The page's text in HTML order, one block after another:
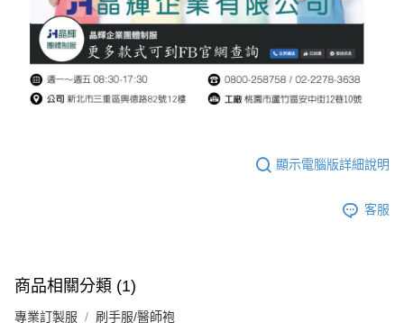
顯示電腦版詳細說明
客服
商品相關分類 (1)
專業訂製服 刷手服/醫師袍